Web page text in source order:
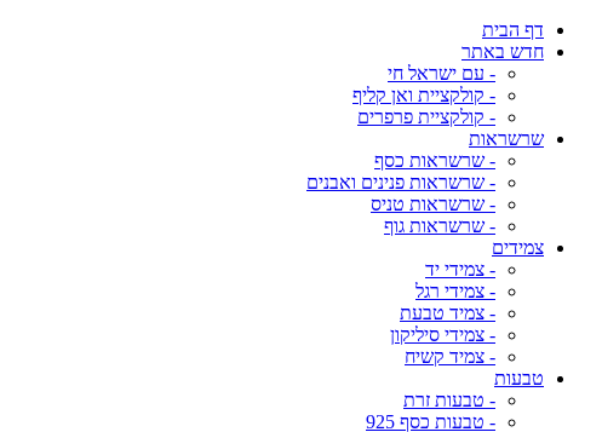
דף הבית
חדש באתר
- עם ישראל חי
- קולקציית ואן קליף
- קולקציית פרפרים
שרשראות
- שרשראות כסף
- שרשראות פנינים ואבנים
- שרשראות טניס
- שרשראות גוף
צמידים
- צמידי יד
- צמידי רגל
- צמיד טבעת
- צמידי סיליקון
- צמיד קשיח
טבעות
- טבעות זרת
- טבעות כסף 925